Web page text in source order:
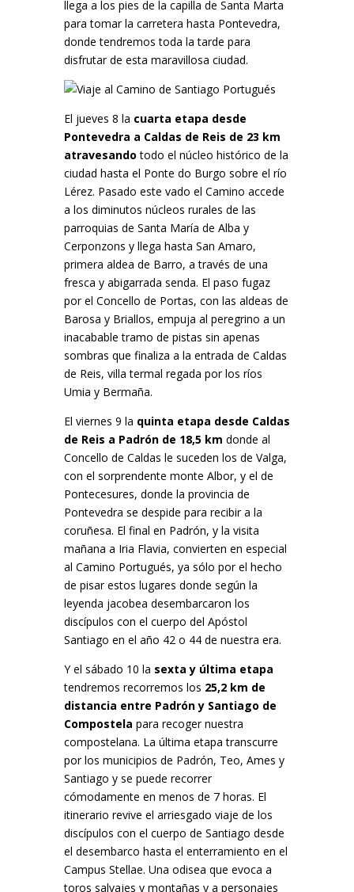
llega a los pies de la capilla de Santa Marta
para tomar la carretera hasta Pontevedra,
donde tendremos toda la tarde para
disfrutar de esta maravillosa ciudad.
El jueves 8 la cuarta etapa desde
Pontevedra a Caldas de Reis de 23 km
atravesando todo el núcleo histórico de la
ciudad hasta el Ponte do Burgo sobre el río
Lérez. Pasado este vado el Camino accede
a los diminutos núcleos rurales de las
parroquias de Santa María de Alba y
Cerponzons y llega hasta San Amaro,
primera aldea de Barro, a través de una
fresca y abigarrada senda. El paso fugaz
por el Concello de Portas, con las aldeas de
Barosa y Briallos, empuja al peregrino a un
inacabable tramo de pistas sin apenas
sombras que finaliza a la entrada de Caldas
de Reis, villa termal regada por los ríos
Umia y Bermaña.
El viernes 9 la quinta etapa desde Caldas
de Reis a Padrón de 18,5 km donde al
Concello de Caldas le suceden los de Valga,
con el sorprendente monte Albor, y el de
Pontecesures, donde la provincia de
Pontevedra se despide para recibir a la
coruñesa. El final en Padrón, y la visita
mañana a Iria Flavia, convierten en especial
al Camino Portugués, ya sólo por el hecho
de pisar estos lugares donde según la
leyenda jacobea desembarcaron los
discípulos con el cuerpo del Apóstol
Santiago en el año 42 o 44 de nuestra era.
Y el sábado 10 la sexta y última etapa
tendremos recorremos los 25,2 km de
distancia entre Padrón y Santiago de
Compostela para recoger nuestra
compostelana. La última etapa transcurre
por los municipios de Padrón, Teo, Ames y
Santiago y se puede recorrer
cómodamente en menos de 7 horas. El
itinerario revive el arriesgado viaje de los
discípulos con el cuerpo de Santiago desde
el desembarco hasta el enterramiento en el
Campus Stellae. Una odisea que evoca a
toros salvajes y montañas y a personajes